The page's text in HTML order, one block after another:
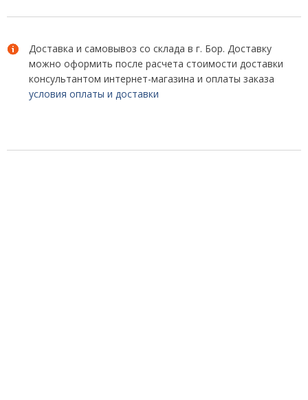
Доставка и самовывоз со склада в г. Бор. Доставку
можно оформить после расчета стоимости доставки
консультантом интернет-магазина и оплаты заказа
условия оплаты и доставки